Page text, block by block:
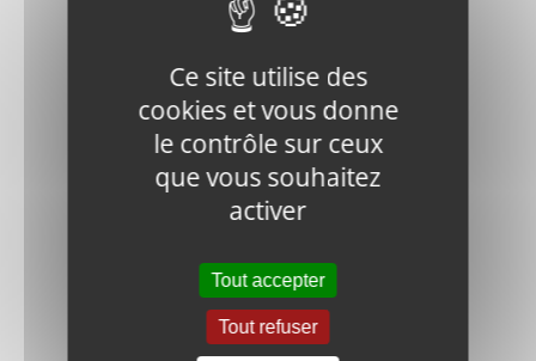
V400-
HSPG.W8-
DIN-1
WASHER,TANG
ENDS
0,30€ HT
Ce site utilise des
cookies et vous donne
le contrôle sur ceux
que vous souhaitez
activer
Tout accepter
Tout refuser